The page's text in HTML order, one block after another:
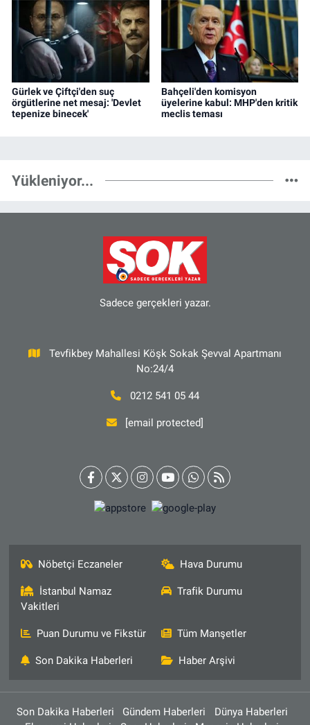
Gürlek ve Çiftçi'den suç
örgütlerine net mesaj: 'Devlet
tepenize binecek'
Bahçeli'den komisyon
üyelerine kabul: MHP'den kritik
meclis teması
Yükleniyor...
Sadece gerçekleri yazar.
Tevfikbey Mahallesi Köşk Sokak Şevval Apartmanı
No:24/4
0212 541 05 44
[email protected]
Nöbetçi Eczaneler Hava Durumu
İstanbul Namaz
Vakitleri
Trafik Durumu
Puan Durumu ve Fikstür Tüm Manşetler
Son Dakika Haberleri Haber Arşivi
Son Dakika Haberleri Gündem Haberleri
Dünya Haberleri